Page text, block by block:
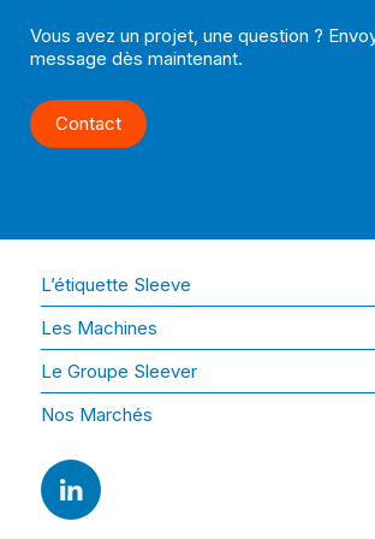
Vous avez un projet, une question ?
message dès maintenant.
Contact
L’étiquette Sleeve
Les Machines
Le Groupe Sleever
Nos Marchés